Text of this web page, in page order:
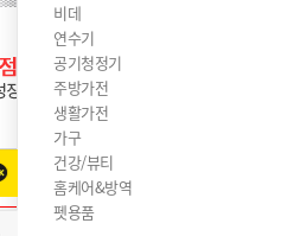
이달의혜택
비데
연수기
공기청정기
주방가전
생활가전
가구
건강/뷰티
홈케어&방역
펫용품